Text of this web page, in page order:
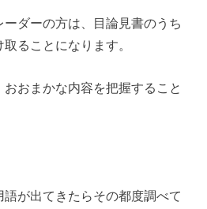
ダーの方は、目論見書のうち
ることになります。
おまかな内容を把握すること
が出てきたらその都度調べて